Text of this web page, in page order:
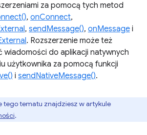
za pomocą tych metod
, onConnect,
, sendMessage(), onMessage i
. Rozszerzenie może też
wiadomości do aplikacji natywnych
użytkownika za pomocą funkcji
i sendNativeMessage().
tego tematu znajdziesz w artykule
.